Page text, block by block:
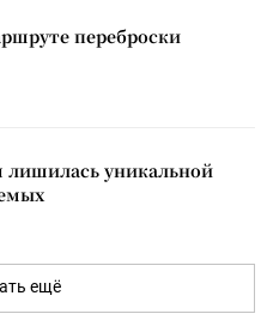
переброски
лишилась уникальной
ещё